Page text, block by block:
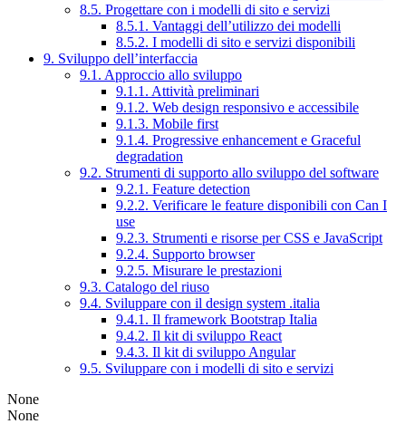
8.5. Progettare con i modelli di sito e servizi
8.5.1. Vantaggi dell’utilizzo dei modelli
8.5.2. I modelli di sito e servizi disponibili
9. Sviluppo dell’interfaccia
9.1. Approccio allo sviluppo
9.1.1. Attività preliminari
9.1.2. Web design responsivo e accessibile
9.1.3. Mobile first
9.1.4. Progressive enhancement e Graceful
degradation
9.2. Strumenti di supporto allo sviluppo del software
9.2.1. Feature detection
9.2.2. Verificare le feature disponibili con Can I
use
9.2.3. Strumenti e risorse per CSS e JavaScript
9.2.4. Supporto browser
9.2.5. Misurare le prestazioni
9.3. Catalogo del riuso
9.4. Sviluppare con il design system .italia
9.4.1. Il framework Bootstrap Italia
9.4.2. Il kit di sviluppo React
9.4.3. Il kit di sviluppo Angular
9.5. Sviluppare con i modelli di sito e servizi
None
None